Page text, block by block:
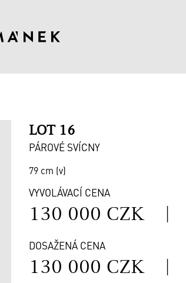
LOT 16
PÁROVÉ SVÍCNY
79 cm (v)
VYVOLÁVACÍ CENA
130 000 CZK |
DOSAŽENÁ CENA
130 000 CZK |